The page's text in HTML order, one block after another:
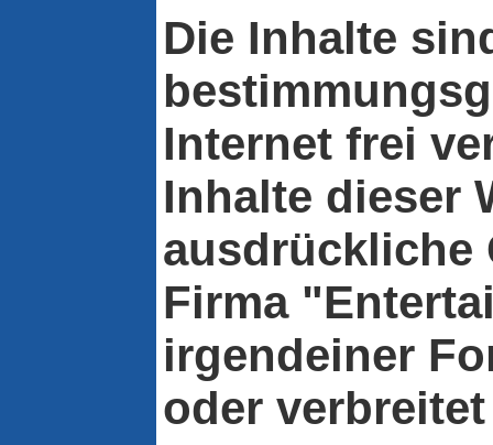
Die Inhalte
Internet frei
Inhalte dieser
ausdrückliche
Firma
irgendeiner
oder